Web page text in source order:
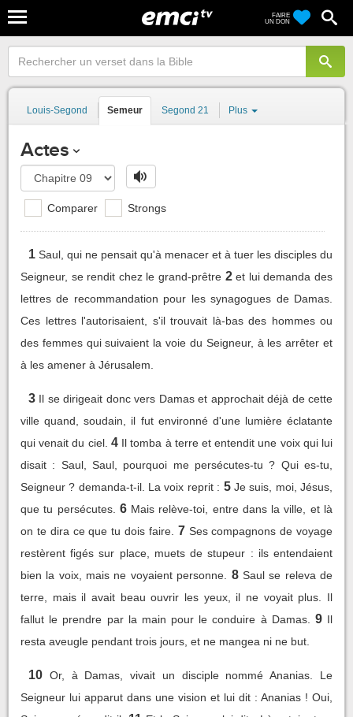
FAIRE
UN DON
Louis-Segond Semeur Segond 21 Plus
Actes
Comparer Strongs
1 Saul, qui ne pensait qu'à menacer et à tuer les disciples du
Seigneur, se rendit chez le grand-prêtre 2 et lui demanda des
lettres de recommandation pour les synagogues de Damas.
Ces lettres l'autorisaient, s'il trouvait là-bas des hommes ou
des femmes qui suivaient la voie du Seigneur, à les arrêter et
à les amener à Jérusalem.
3 Il se dirigeait donc vers Damas et approchait déjà de cette
ville quand, soudain, il fut environné d'une lumière éclatante
qui venait du ciel. 4 Il tomba à terre et entendit une voix qui lui
disait : Saul, Saul, pourquoi me persécutes-tu ? Qui es-tu,
Seigneur ? demanda-t-il. La voix reprit : 5 Je suis, moi, Jésus,
que tu persécutes. 6 Mais relève-toi, entre dans la ville, et là
on te dira ce que tu dois faire. 7 Ses compagnons de voyage
restèrent figés sur place, muets de stupeur : ils entendaient
bien la voix, mais ne voyaient personne.
8 Saul se releva de
terre, mais il avait beau ouvrir les yeux, il ne voyait plus. Il
fallut le prendre par la main pour le conduire à Damas.
9 Il
resta aveugle pendant trois jours, et ne mangea ni ne but.
10 Or, à Damas, vivait un disciple nommé Ananias. Le
Seigneur lui apparut dans une vision et lui dit : Ananias ! Oui,